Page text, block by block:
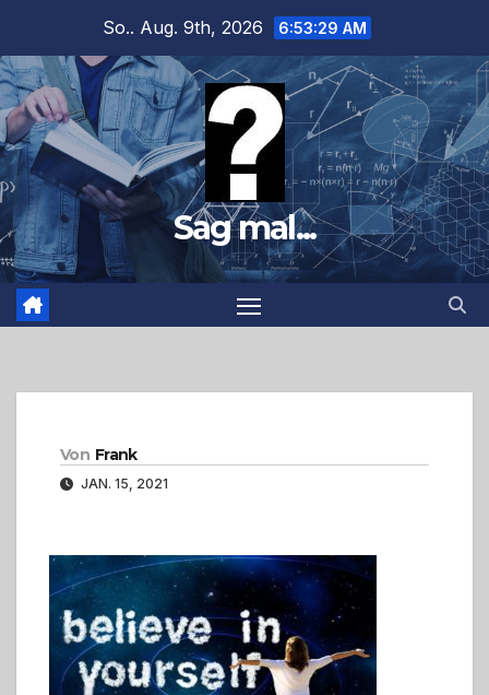
springen
So.. Aug. 9th, 2026 6:53:30 AM
Sag mal...
Von Frank
JAN. 15, 2021